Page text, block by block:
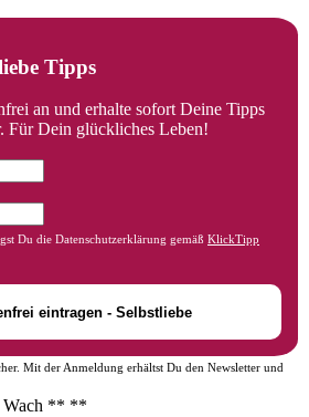
Tipps
an und erhalte sofort Deine Tipps
Für Dein glückliches Leben!
Du die Datenschutzerklärung gemäß KlickTipp
Mit der Anmeldung erhältst Du den Newsletter und
** **